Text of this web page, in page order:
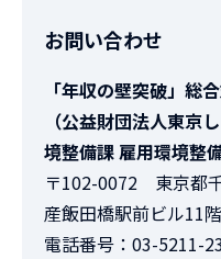
お問い合わせ
「年収の壁突破」総
（公益財団法人東京
境整備課 雇用環境整
〒102-0072 東京都
産飯田橋駅前ビル11階
電話番号：03-5211-